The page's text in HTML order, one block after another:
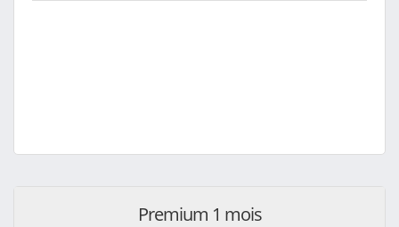
Premium 1 mois